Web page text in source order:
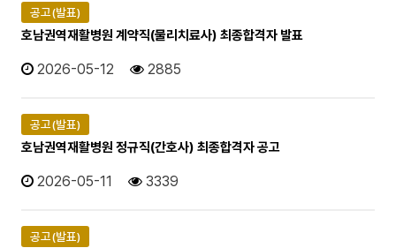
공고(발표)
호남권역재활병원 계약직(물리치료사) 최종합격자 발표
2026-05-12 2885
공고(발표)
호남권역재활병원 정규직(간호사) 최종합격자 공고
2026-05-11 3339
공고(발표)